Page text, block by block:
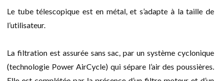
Le tube télescopique est en métal, et s’adapte à la taille de
l’utilisateur.
La filtration est assurée sans sac, par un système cyclonique
(technologie Power AirCycle) qui sépare l’air des poussières.